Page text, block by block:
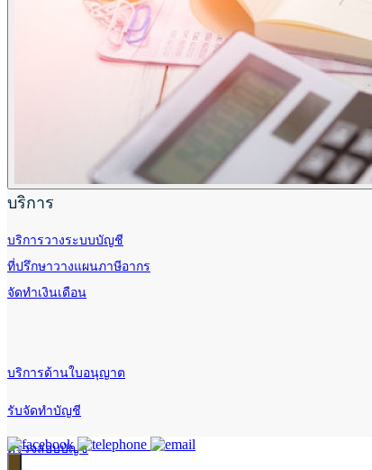
บริการ
บริการวางระบบบัญชี
ที่ปรึกษาวางแผนภาษีอากร
จัดทำเงินเดือน
บริการด้านใบอนุญาต
รับจัดทำบัญชี
ตรวจสอบบัญชี